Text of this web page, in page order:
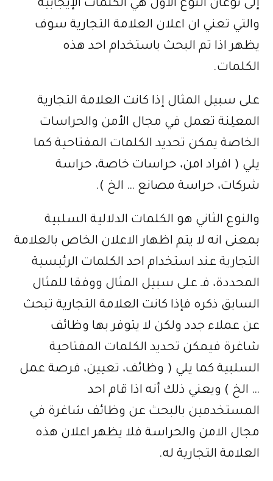
إلى نوعان النوع الأول هي الكلمات الإيجابية
والتي تعني ان اعلان العلامة التجارية سوف
يظهر اذا تم البحث باستخدام احد هذه
الكلمات.
على سبيل المثال إذا كانت العلامة التجارية
المعلِنة تعمل في مجال الأمن والحراسات
الخاصة يمكن تحديد الكلمات المفتاحية كما
يلي ( افراد امن، حراسات خاصة، حراسة
شركات، حراسة مصانع … الخ ).
والنوع الثاني هو الكلمات الدلالية السلبية
بمعنى انه لا يتم اظهار الاعلان الخاص بالعلامة
التجارية عند استخدام احد الكلمات الرئيسية
المحددة، فـ على سبيل المثال ووفقا للمثال
السابق ذكره فإذا كانت العلامة التجارية تبحث
عن عملاء جدد ولكن لا يتوفر بها وظائف
شاغرة فيمكن تحديد الكلمات المفتاحية
السلبية كما يلي ( وظائف، تعيين، فرصة عمل
… الخ ) ويعني ذلك أنه اذا قام احد
المستخدمين بالبحث عن وظائف شاغرة في
مجال الامن والحراسة فلا يظهر اعلان هذه
العلامة التجارية له.